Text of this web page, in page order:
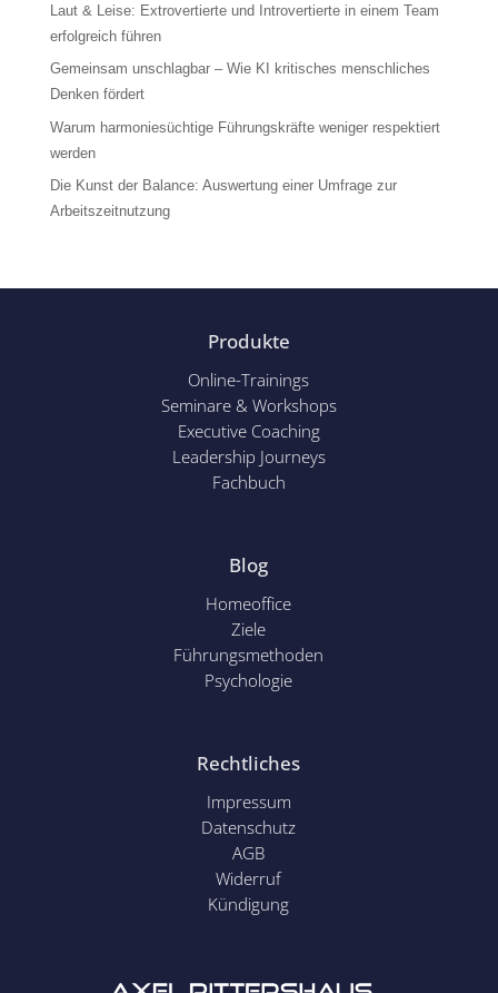
Laut & Leise: Extrovertierte und Introvertierte in einem Team
erfolgreich führen
Gemeinsam unschlagbar – Wie KI kritisches menschliches
Denken fördert
Warum harmoniesüchtige Führungskräfte weniger respektiert
werden
Die Kunst der Balance: Auswertung einer Umfrage zur
Arbeitszeitnutzung
Produkte
Online-Trainings
Seminare & Workshops
Executive Coaching
Leadership Journeys
Fachbuch
Blog
Homeoffice
Ziele
Führungsmethoden
Psychologie
Rechtliches
Impressum
Datenschutz
AGB
Widerruf
Kündigung